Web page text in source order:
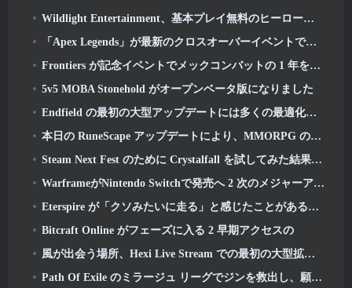
Wildlight Entertainment、基本プレイ無料のヒーローシューター「Highguard」のサービス終了を発表
「Apex Legends」が最新のクロスオーバーイベントでガンダムユニバースに参戦
Frontiers が記念イベントでメックコンバットの 1 年を祝う
5v5 MOBA Stonehold がオープンベータ版になりました
Endfield の最初の大型アップデートには多くの最適化が含まれています
本日の RuneScape アップデートにより、MMORPG のオリジナルの戦闘スタイルを学びやすくなりました
Steam Next Fest のために Crystalfall を試してみた結果、これが学んだことです
WarframeがNintendo Switchで発売へ 2 次のメジャーアップデートに間に合うように, シャドウグラファー
Eterspire が「クソみたいに走る」と感じたことがあるなら, クリエイティブディレクターはもうそんなことはないと語る
Bitcraft Online がフェーズに入る 2 早期アクセスの
風が出会う場所、Hexi Live Stream での最初の大型拡張をご覧ください
Path Of Exile のミラージュ リーグでジンを救出し、願いを叶えましょう